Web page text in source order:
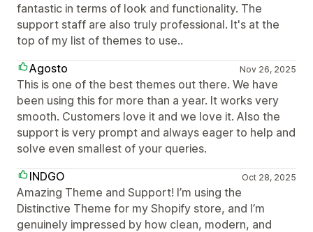
fantastic in terms of look and functionality. The
support staff are also truly professional. It's at the
top of my list of themes to use..
Agosto
Nov 26, 2025
This is one of the best themes out there. We have
been using this for more than a year. It works very
smooth. Customers love it and we love it. Also the
support is very prompt and always eager to help and
solve even smallest of your queries.
INDGO
Oct 28, 2025
Amazing Theme and Support! I’m using the
Distinctive Theme for my Shopify store, and I’m
genuinely impressed by how clean, modern, and